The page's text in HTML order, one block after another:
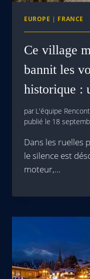
EUROPE | FRANCE
Ce village
bannit les
historique :
par L'équipe
publié le 18
Dans les ruelles
le silence est
moteur,…